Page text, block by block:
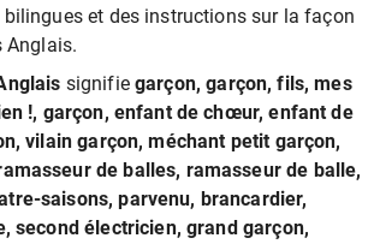
bilingues et des instructions sur la façon
Anglais.
signifie garçon, garçon, fils, mes
!, garçon, enfant de chœur, enfant de
vilain garçon, méchant petit garçon,
de balles, ramasseur de balle,
saisons, parvenu, brancardier,
second électricien, grand garçon,